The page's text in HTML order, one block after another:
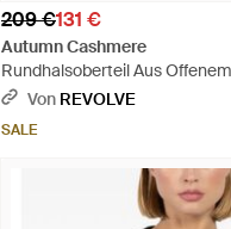
209 €131 €
Autumn Cashmere
Rundhalsoberteil Aus
Von REVOLVE
SALE